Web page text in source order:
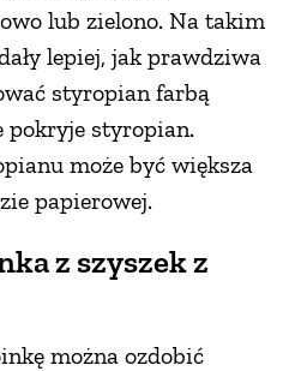
lub zielono. Na takim
lepiej, jak prawdziwa
styropian farbą
pokryje styropian.
może być większa
papierowej.
z szyszek z
można ozdobić